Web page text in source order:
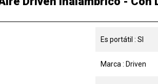
Es portátil : SI
Marca : Driven